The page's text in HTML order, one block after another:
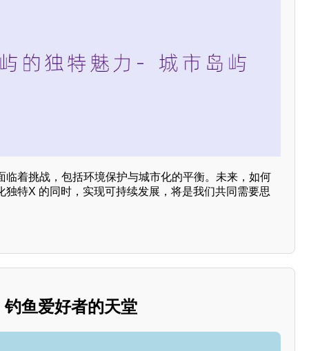
临着挑战，包括环境保护与城市化的平衡。未来，如何
独特X 的同时，实现可持续发展，将是我们共同需要思
鱼爱好者的天堂